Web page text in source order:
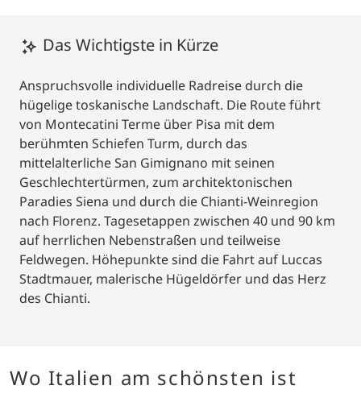
Das Wichtigste in Kürze
Anspruchsvolle individuelle Radreise durch die
hügelige toskanische Landschaft. Die Route führt
von Montecatini Terme über Pisa mit dem
berühmten Schiefen Turm, durch das
mittelalterliche San Gimignano mit seinen
Geschlechtertürmen, zum architektonischen
Paradies Siena und durch die Chianti-Weinregion
nach Florenz. Tagesetappen zwischen 40 und 90 km
auf herrlichen Nebenstraßen und teilweise
Feldwegen. Höhepunkte sind die Fahrt auf Luccas
Stadtmauer, malerische Hügeldörfer und das Herz
des Chianti.
Wo Italien am schönsten ist